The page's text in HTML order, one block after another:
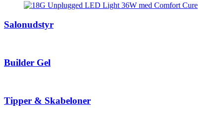
Salonudstyr
Builder Gel
Tipper & Skabeloner